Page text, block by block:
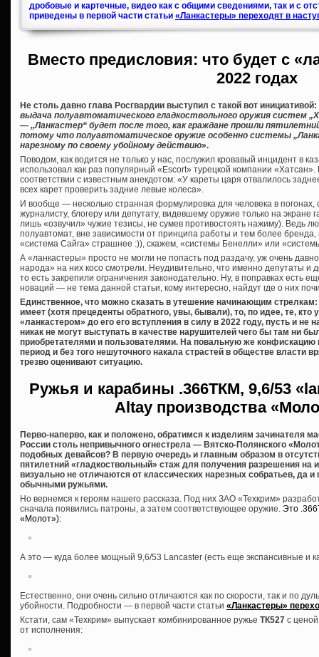
дробовые и картечные, видео как с общими сведениями, так и с
приведены в первой части статьи «Ланкастеры» переходят в
Вместо предисловия: что будет с
2022 годах
Не столь давно глава Росгвардии выступил с такой вот инициативой:
выдача полуавтоматического гладкоствольного оружия систем
— „Ланкастер“ будет после того, как граждане прошли
потому что полуавтоматическое оружие особенно системы
нарезному по своему убойному действию».
Поводом, как водится не только у нас, послужил кровавый инцидент в
использовал как раз популярный «Escort» турецкой компании «Хатсан».
соответствии с известным анекдотом: «У кареты царя отвалилось
всех карет проверить задние левые колеса».
И вообще — несколько странная формулировка для человека в
журналисту, блогеру или депутату, видевшему оружие только на экране
лишь «озвучил» чужие тезисы, не сумев противостоять нажиму). Ведь
полуавтомат, вне зависимости от принципа работы и тем более
«система Сайга» страшнее :)), скажем, «системы Бенелли» или
А «ланкастеры» просто не могли не попасть под раздачу, уж очень
народа» на них косо смотрели. Неудивительно, что именно депутаты и
то есть закрепили ограничения законодательно. Ну, в поправках есть
новаций — не тема данной статьи, кому интересно, найдут где о них
Единственное, что можно сказать в утешение начинающим
имеет (хотя прецеденты обратного, увы, бывали), то, по идее, те, кто
«ланкастером» до его его вступления в силу в 2022 году, пусть и не
никак не могут выступать в качестве нарушителей чего бы там ни
приобретателями и пользователями. На повальную же конфискацию
период и без того нешуточного накала страстей в обществе власти
трезво оценивают ситуацию.
Ружья и карабины .366ТКМ, 9,6/53
Altay производства
Перво-наперво, как и положено, обратимся к изделиям зачинателя
России столь непривычного огнестрела — Вятско-Полянского
подобных девайсов? В первую очередь и главным образом в
пятилетний «гладкоствольный» стаж для получения разрешения на
визуально не отличаются от классических нарезных собратьев, да
обычными ружьями.
Но вернемся к героям нашего рассказа. Под них ЗАО «Техкрим»
сначала появились патроны, а затем соответствующее оружие. Это
«Молот»):
А это — куда более мощный 9,6/53 Lancaster (есть еще экспансивные и
Естественно, они очень сильно отличаются как по скорости, так и по
убойности. Подробности — в первой части статьи «Ланкастеры»
Кстати, сам «Техкрим» выпускает комбинированное ружье ТК527 с
от исполнения: